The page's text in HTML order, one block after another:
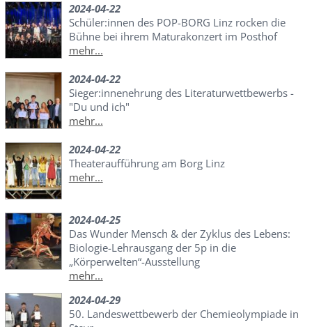
2024-04-22
Schüler:innen des POP-BORG Linz rocken die
Bühne bei ihrem Maturakonzert im Posthof
mehr...
2024-04-22
Sieger:innenehrung des Literaturwettbewerbs -
"Du und ich"
mehr...
2024-04-22
Theateraufführung am Borg Linz
mehr...
2024-04-25
Das Wunder Mensch & der Zyklus des Lebens:
Biologie-Lehrausgang der 5p in die
„Körperwelten“-Ausstellung
mehr...
2024-04-29
50. Landeswettbewerb der Chemieolympiade in